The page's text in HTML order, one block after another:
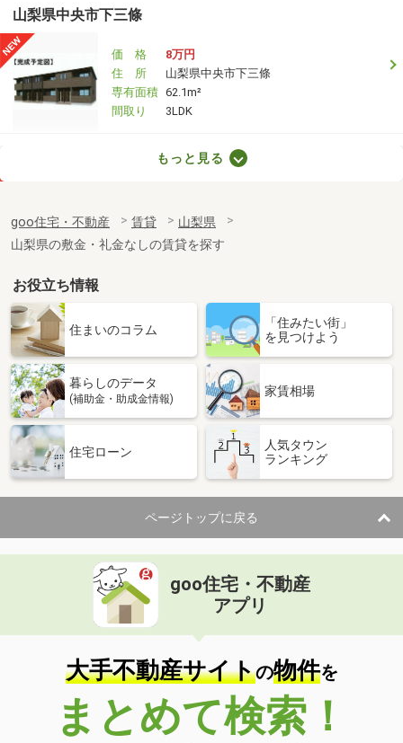
山梨県中央市下三條
価 格
8万円
住 所
山梨県中央市下三條
専有面積 62.1m²
間取り
3LDK
専有面積
55.42m²
間取り
2LDK
山梨県南アルプス市小笠原
価 格
7.25万円
山梨県南アルプス市小笠原
専有面積 58.6m²
間取り
山梨県甲府市向町
住 所
山梨県甲府市向町
専有面積 22.35m²
間取り
1K
山梨県甲府市堀之内町
価 格
住 所
山梨県甲府市堀之内町
専有面積 65.98m²
間取り
3DK
山梨県甲府市下石田２丁目
価 格
10万円
もっと見る
goo住宅・不動産 賃貸
山梨県
山梨県の敷金・礼金なしの賃貸を探す
お役立ち情報
住まいのコラム
「住みたい街」
を見つけよう
暮らしのデータ
(補助金・助成金情報)
家賃相場
住宅ローン
人気タウン
ランキング
ページトップに戻る
goo住宅・不動産
アプリ
大手不動産サイトの物件を
まとめて検索！